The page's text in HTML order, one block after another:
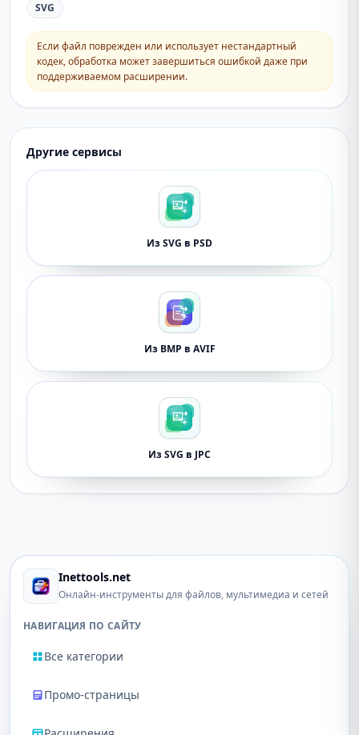
SVG
Если файл поврежден или использует нестандартный
кодек, обработка может завершиться ошибкой даже при
поддерживаемом расширении.
Другие сервисы
Из SVG в PSD
Из BMP в AVIF
Из SVG в JPC
Inettools.net
Онлайн-инструменты для файлов, мультимедиа и сетей
НАВИГАЦИЯ ПО САЙТУ
Все категории
Промо-страницы